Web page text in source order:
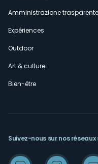
Amministrazione trasparente
Expériences
Outdoor
Art & culture
Bien-être
Suivez-nous sur nos réseaux